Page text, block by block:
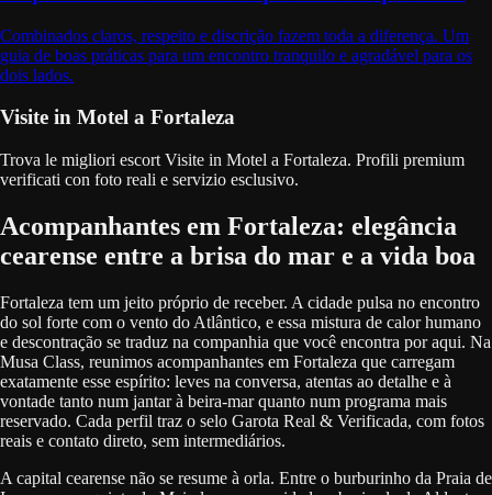
Combinados claros, respeito e discrição fazem toda a diferença. Um
guia de boas práticas para um encontro tranquilo e agradável para os
dois lados.
Visite in Motel a Fortaleza
Trova le migliori escort Visite in Motel a Fortaleza. Profili premium
verificati con foto reali e servizio esclusivo.
Acompanhantes em Fortaleza: elegância
cearense entre a brisa do mar e a vida boa
Fortaleza tem um jeito próprio de receber. A cidade pulsa no encontro
do sol forte com o vento do Atlântico, e essa mistura de calor humano
e descontração se traduz na companhia que você encontra por aqui. Na
Musa Class, reunimos acompanhantes em Fortaleza que carregam
exatamente esse espírito: leves na conversa, atentas ao detalhe e à
vontade tanto num jantar à beira-mar quanto num programa mais
reservado. Cada perfil traz o selo Garota Real & Verificada, com fotos
reais e contato direto, sem intermediários.
A capital cearense não se resume à orla. Entre o burburinho da Praia de